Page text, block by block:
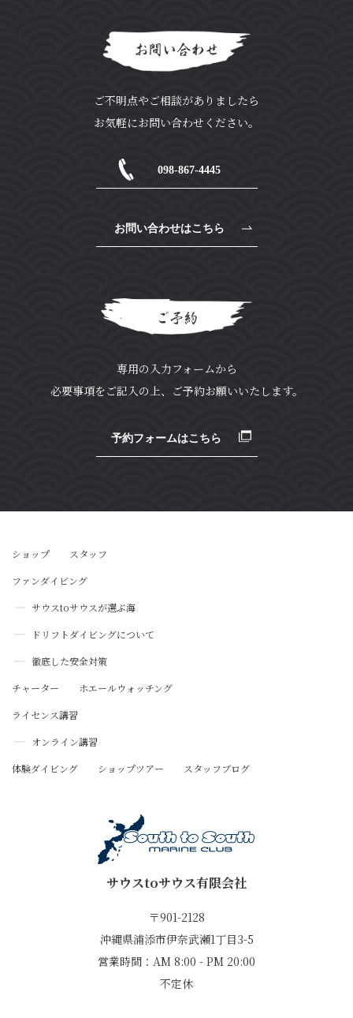
お問い合わせ
ご不明点やご相談がありましたら
お気軽にお問い合わせください。
098-867-4445
お問い合わせはこちら
ご予約
専用の入力フォームから
必要事項をご記入の上、ご予約お願いいたします。
予約フォームはこちら
サウスtoサウス有限会社
〒901-2128
沖縄県浦添市伊奈武瀬1丁目3-5
営業時間：AM 8:00 - PM 20:00
不定休
ショップ
スタッフ
ファンダイビング
サウスtoサウスが選ぶ海
ドリフトダイビングについて
徹底した安全対策
チャーター
ホエールウォッチング
ライセンス講習
オンライン講習
体験ダイビング
ショップツアー スタッフブログ